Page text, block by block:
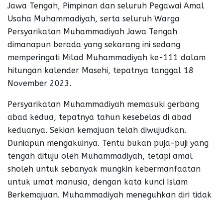
Jawa Tengah, Pimpinan dan seluruh Pegawai Amal
Usaha Muhammadiyah, serta seluruh Warga
Persyarikatan Muhammadiyah Jawa Tengah
dimanapun berada yang sekarang ini sedang
memperingati Milad Muhammadiyah ke-111 dalam
hitungan kalender Masehi, tepatnya tanggal 18
November 2023.
Persyarikatan Muhammadiyah memasuki gerbang
abad kedua, tepatnya tahun kesebelas di abad
keduanya. Sekian kemajuan telah diwujudkan.
Duniapun mengakuinya. Tentu bukan puja-puji yang
tengah dituju oleh Muhammadiyah, tetapi amal
sholeh untuk sebanyak mungkin kebermanfaatan
untuk umat manusia, dengan kata kunci Islam
Berkemajuan. Muhammadiyah meneguhkan diri tidak